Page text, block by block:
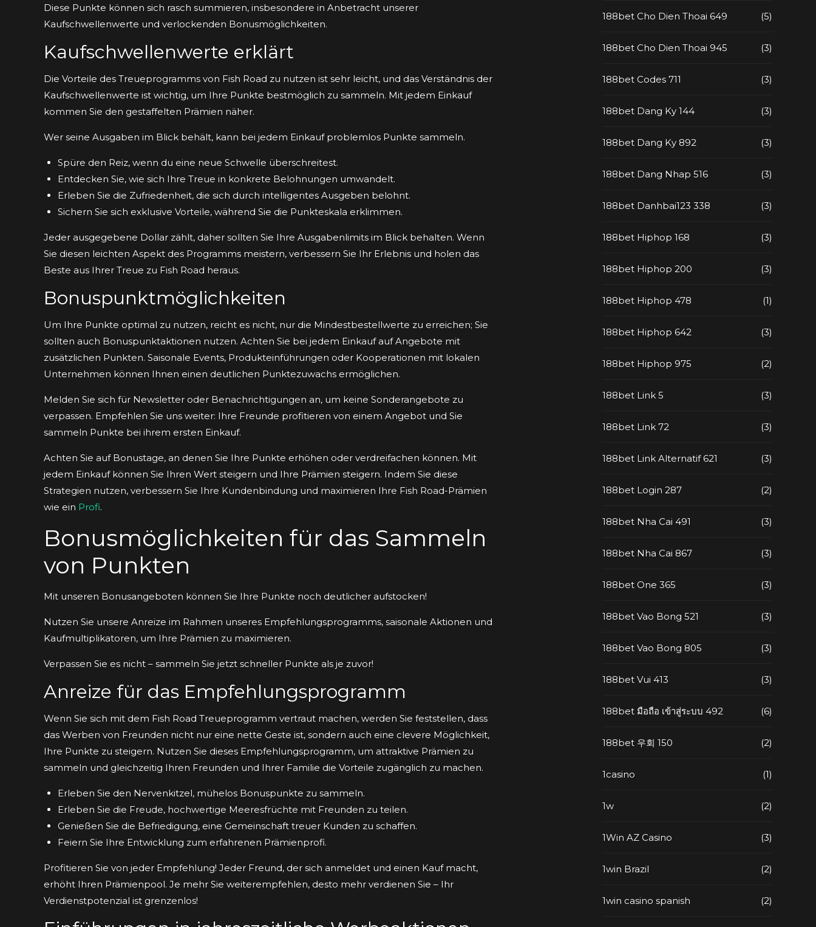
Diese Punkte können sich rasch summieren, insbesondere in Anbetracht unserer
Kaufschwellenwerte und verlockenden Bonusmöglichkeiten.
Kaufschwellenwerte erklärt
Die Vorteile des Treueprogramms von Fish Road zu nutzen ist sehr leicht, und das Verständnis der
Kaufschwellenwerte ist wichtig, um Ihre Punkte bestmöglich zu sammeln. Mit jedem Einkauf
kommen Sie den gestaffelten Prämien näher.
Wer seine Ausgaben im Blick behält, kann bei jedem Einkauf problemlos Punkte sammeln.
Spüre den Reiz, wenn du eine neue Schwelle überschreitest.
Entdecken Sie, wie sich Ihre Treue in konkrete Belohnungen umwandelt.
Erleben Sie die Zufriedenheit, die sich durch intelligentes Ausgeben belohnt.
Sichern Sie sich exklusive Vorteile, während Sie die Punkteskala erklimmen.
Jeder ausgegebene Dollar zählt, daher sollten Sie Ihre Ausgabenlimits im Blick behalten. Wenn
Sie diesen leichten Aspekt des Programms meistern, verbessern Sie Ihr Erlebnis und holen das
Beste aus Ihrer Treue zu Fish Road heraus.
Bonuspunktmöglichkeiten
Um Ihre Punkte optimal zu nutzen, reicht es nicht, nur die Mindestbestellwerte zu erreichen; Sie
sollten auch Bonuspunktaktionen nutzen. Achten Sie bei jedem Einkauf auf Angebote mit
zusätzlichen Punkten. Saisonale Events, Produkteinführungen oder Kooperationen mit lokalen
Unternehmen können Ihnen einen deutlichen Punktezuwachs ermöglichen.
Melden Sie sich für Newsletter oder Benachrichtigungen an, um keine Sonderangebote zu
verpassen. Empfehlen Sie uns weiter: Ihre Freunde profitieren von einem Angebot und Sie
sammeln Punkte bei ihrem ersten Einkauf.
Achten Sie auf Bonustage, an denen Sie Ihre Punkte erhöhen oder verdreifachen können. Mit
jedem Einkauf können Sie Ihren Wert steigern und Ihre Prämien steigern. Indem Sie diese
Strategien nutzen, verbessern Sie Ihre Kundenbindung und maximieren Ihre Fish Road-Prämien
wie ein Profi.
Bonusmöglichkeiten für das Sammeln
von Punkten
Mit unseren Bonusangeboten können Sie Ihre Punkte noch deutlicher aufstocken!
Nutzen Sie unsere Anreize im Rahmen unseres Empfehlungsprogramms, saisonale Aktionen und
Kaufmultiplikatoren, um Ihre Prämien zu maximieren.
Verpassen Sie es nicht – sammeln Sie jetzt schneller Punkte als je zuvor!
Anreize für das Empfehlungsprogramm
Wenn Sie sich mit dem Fish Road Treueprogramm vertraut machen, werden Sie feststellen, dass
das Werben von Freunden nicht nur eine nette Geste ist, sondern auch eine clevere Möglichkeit,
Ihre Punkte zu steigern. Nutzen Sie dieses Empfehlungsprogramm, um attraktive Prämien zu
sammeln und gleichzeitig Ihren Freunden und Ihrer Familie die Vorteile zugänglich zu machen.
Erleben Sie den Nervenkitzel, mühelos Bonuspunkte zu sammeln.
Erleben Sie die Freude, hochwertige Meeresfrüchte mit Freunden zu teilen.
Genießen Sie die Befriedigung, eine Gemeinschaft treuer Kunden zu schaffen.
Feiern Sie Ihre Entwicklung zum erfahrenen Prämienprofi.
Profitieren Sie von jeder Empfehlung! Jeder Freund, der sich anmeldet und einen Kauf macht,
erhöht Ihren Prämienpool. Je mehr Sie weiterempfehlen, desto mehr verdienen Sie – Ihr
Verdienstpotenzial ist grenzenlos!
188bet Cho Dien Thoai 649 (5)
188bet Cho Dien Thoai 945 (3)
188bet Codes 711 (3)
188bet Dang Ky 144 (3)
188bet Dang Ky 892 (3)
188bet Dang Nhap 516 (3)
188bet Danhbai123 338 (3)
188bet Hiphop 168 (3)
188bet Hiphop 200 (3)
188bet Hiphop 478 (1)
188bet Hiphop 642 (3)
188bet Hiphop 975 (2)
188bet Link 5 (3)
188bet Link 72 (3)
188bet Link Alternatif 621 (3)
188bet Login 287 (2)
188bet Nha Cai 491 (3)
188bet Nha Cai 867 (3)
188bet One 365 (3)
188bet Vao Bong 521 (3)
188bet Vao Bong 805 (3)
188bet Vui 413 (3)
188bet มือถือ เข้าสู่ระบบ 492 (6)
188bet 우회 150 (2)
1casino (1)
1w (2)
1Win AZ Casino (3)
1win Brazil (2)
1win casino spanish (2)